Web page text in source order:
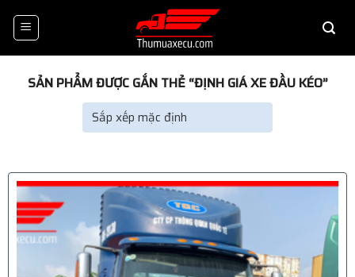
SẢN PHẨM ĐƯỢC GẮN THẺ “ĐỊNH GIÁ XE ĐẦU KÉO”